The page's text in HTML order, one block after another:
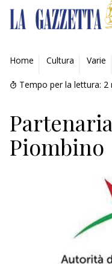
AMBIENTE
MOBILITÀ
INDUSTRIA
RICERCA
Home Cultura Varie
Tempo per la lettura: 2
Piombino